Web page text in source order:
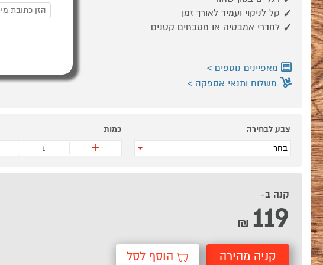
קל לניקוי ועמיד לאורך זמן
לחדרי אמבטיה או מטבחים קטנים
מאפיינים נוספים
משלוח ותנאי אספקה
צבע לבחירה
בחר
כמות
+
קנה ב-
119
₪
קניה מהירה הוסף לסל